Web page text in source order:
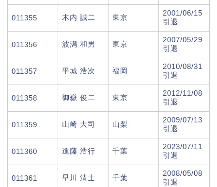
011355 木内 誠二 東京
2001/06/15
引退
011356 波潟 和男 東京
2007/05/29
引退
011357 平城 浩次 福岡
2010/08/31
引退
011358 御嶽 俊二 東京
2012/11/08
引退
011359 山崎 大司 山梨
2009/07/13
引退
011360 進藤 浩行 千葉
2023/07/11
引退
011361 早川 清士 千葉
2008/05/08
引退